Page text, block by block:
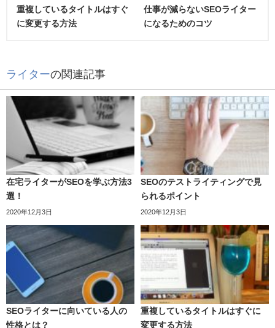
重複しているタイトルはすぐ
に変更する方法
仕事が減らないSEOライター
になるためのコツ
ライターの関連記事
在宅ライターがSEOを学ぶ方法3
選！
2020年12月3日
SEOのテストライティングで見
られるポイント
2020年12月3日
SEOライターに向いている人の
性格とは？
重複しているタイトルはすぐに
変更する方法